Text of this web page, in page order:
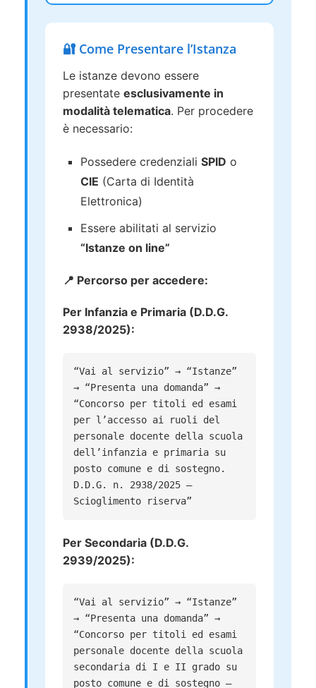
🔐 Come Presentare l’Istanza
Le istanze devono essere
presentate esclusivamente in
modalità telematica. Per procedere
è necessario:
Possedere credenziali SPID o
CIE (Carta di Identità
Elettronica)
Essere abilitati al servizio
“Istanze on line”
📍 Percorso per accedere:
Per Infanzia e Primaria (D.D.G.
2938/2025):
“Vai al servizio” → “Istanze”
→ “Presenta una domanda” →
“Concorso per titoli ed esami
per l’accesso ai ruoli del
personale docente della scuola
dell’infanzia e primaria su
posto comune e di sostegno.
D.D.G. n. 2938/2025 –
Scioglimento riserva”
Per Secondaria (D.D.G.
2939/2025):
“Vai al servizio” → “Istanze”
→ “Presenta una domanda” →
“Concorso per titoli ed esami
personale docente della scuola
secondaria di I e II grado su
posto comune e di sostegno –